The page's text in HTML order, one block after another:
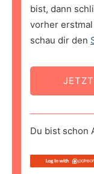
bist, dann
vorher
schau dir den
Du bist schon